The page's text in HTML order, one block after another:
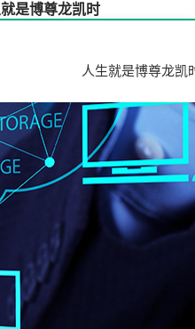
是博尊龙凯时
人生就是博尊龙凯